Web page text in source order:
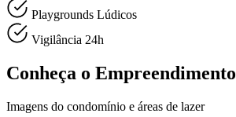
Playgrounds Lúdicos
Vigilância 24h
Conheça o Empreendimento
Imagens do condomínio e áreas de lazer